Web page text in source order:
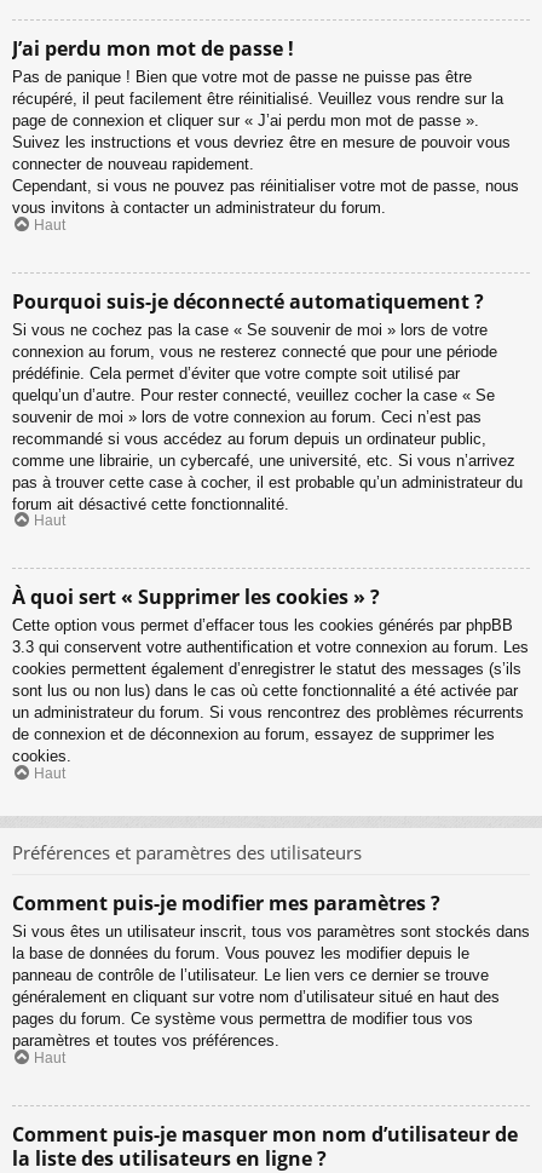
J’ai perdu mon mot de passe !
Pas de panique ! Bien que votre mot de passe ne puisse pas être
récupéré, il peut facilement être réinitialisé. Veuillez vous rendre sur la
page de connexion et cliquer sur « J’ai perdu mon mot de passe ».
Suivez les instructions et vous devriez être en mesure de pouvoir vous
connecter de nouveau rapidement.
Cependant, si vous ne pouvez pas réinitialiser votre mot de passe, nous
vous invitons à contacter un administrateur du forum.
Haut
Pourquoi suis-je déconnecté automatiquement ?
Si vous ne cochez pas la case « Se souvenir de moi » lors de votre
connexion au forum, vous ne resterez connecté que pour une période
prédéfinie. Cela permet d’éviter que votre compte soit utilisé par
quelqu’un d’autre. Pour rester connecté, veuillez cocher la case « Se
souvenir de moi » lors de votre connexion au forum. Ceci n’est pas
recommandé si vous accédez au forum depuis un ordinateur public,
comme une librairie, un cybercafé, une université, etc. Si vous n’arrivez
pas à trouver cette case à cocher, il est probable qu’un administrateur du
forum ait désactivé cette fonctionnalité.
Haut
À quoi sert « Supprimer les cookies » ?
Cette option vous permet d’effacer tous les cookies générés par phpBB
3.3 qui conservent votre authentification et votre connexion au forum. Les
cookies permettent également d’enregistrer le statut des messages (s’ils
sont lus ou non lus) dans le cas où cette fonctionnalité a été activée par
un administrateur du forum. Si vous rencontrez des problèmes récurrents
de connexion et de déconnexion au forum, essayez de supprimer les
cookies.
Haut
Préférences et paramètres des utilisateurs
Comment puis-je modifier mes paramètres ?
Si vous êtes un utilisateur inscrit, tous vos paramètres sont stockés dans
la base de données du forum. Vous pouvez les modifier depuis le
panneau de contrôle de l’utilisateur. Le lien vers ce dernier se trouve
généralement en cliquant sur votre nom d’utilisateur situé en haut des
pages du forum. Ce système vous permettra de modifier tous vos
paramètres et toutes vos préférences.
Haut
Comment puis-je masquer mon nom d’utilisateur de
la liste des utilisateurs en ligne ?